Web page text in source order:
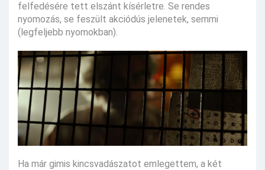
felfedésére tett elszánt kísérletre. Se rendes
nyomozás, se feszült akciódús jelenetek, semmi
(legfeljebb nyomokban).
Ha már gimis kincsvadászatot emlegettem, a két